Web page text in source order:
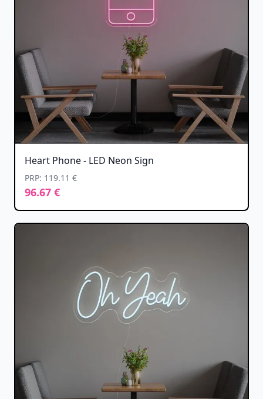
Heart Phone - LED Neon Sign
PRP: 119.11 €
96.67 €